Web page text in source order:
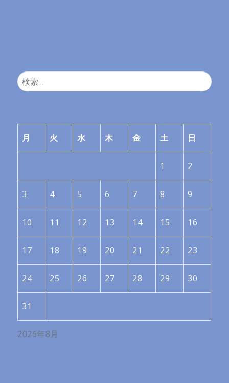
検
索:
2026年8月
月 火 水 木 金 土 日
1 2
3 4 5 6 7 8 9
10 11 12 13 14 15 16
17 18 19 20 21 22 23
24 25 26 27 28 29 30
31